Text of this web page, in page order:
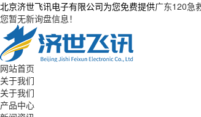
北京济世飞讯电子有限公司为您免费提供广东120急
您暂无新询盘信息！
网站首页
关于我们
关于我们
产品中心